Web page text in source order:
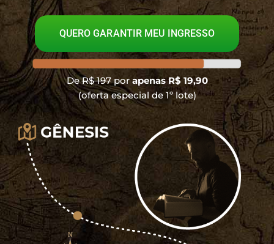
QUERO GARANTIR MEU INGRESSO
DeR$ 197por apenas R$ 19,90
(oferta especial de 1º lote)